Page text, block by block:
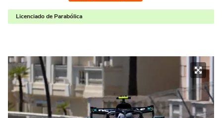
Licenciado de Parabólica